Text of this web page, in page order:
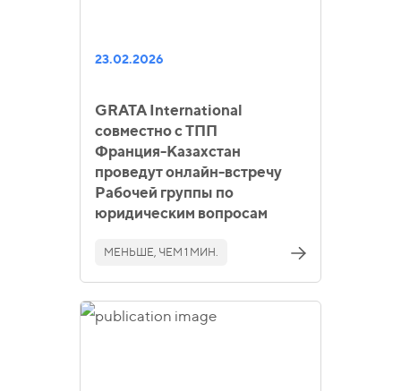
23.02.2026
GRATA International
совместно с ТПП
Франция‑Казахстан
проведут онлайн-встречу
Рабочей группы по
юридическим вопросам
МЕНЬШЕ, ЧЕМ 1 МИН.